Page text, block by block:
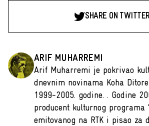
SHARE ON TWITTER
ARIF MUHARREMI
Arif Muharremi je pokrivao
dnevnim novinama Koha
1999-2005. godine. . Godine
producent kulturnog programa
emitovanog na RTK i pisao za